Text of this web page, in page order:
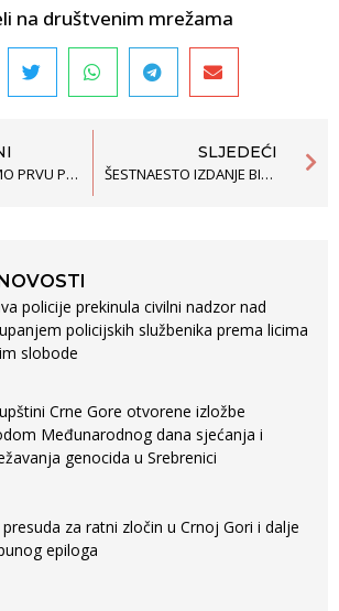
na društvenim mrežama
POZDRAVLJAMO PRVU PRESUDU KOJOM JE UTVRĐENA POLITIČKA DISKRIMINACIJA
SLJEDEĆI
ŠESTNAESTO IZDANJE BILTENA ŠKOLE DEMOKRATSKOG RUKOVOĐENJA
policije prekinula civilni nadzor nad
policijskih službenika prema licima
slobode
Crne Gore otvorene izložbe
Međunarodnog dana sjećanja i
genocida u Srebrenici
presuda za ratni zločin u Crnoj Gori i dalje
epiloga